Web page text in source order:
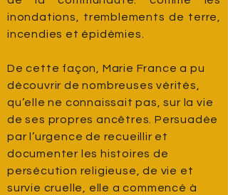
inondations, tremblements de terre,
incendies et épidémies.
De cette façon, Marie France a pu
découvrir de nombreuses vérités,
qu’elle ne connaissait pas, sur la vie
de ses propres ancêtres. Persuadée
par l’urgence de recueillir et
documenter les histoires de
persécution religieuse, de vie et
survie cruelle, elle a commencé à